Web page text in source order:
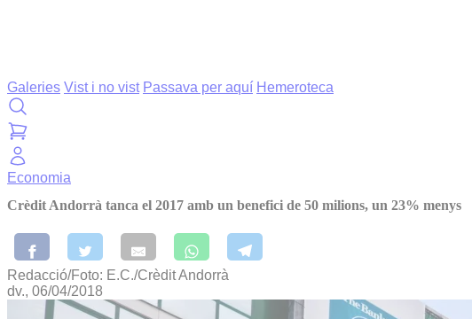
Galeries Vist i no vist Passava per aquí Hemeroteca
Economia
Crèdit Andorrà tanca el 2017 amb un benefici de 50 milions, un 23% menys
Redacció/Foto: E.C./Crèdit Andorrà
dv., 06/04/2018